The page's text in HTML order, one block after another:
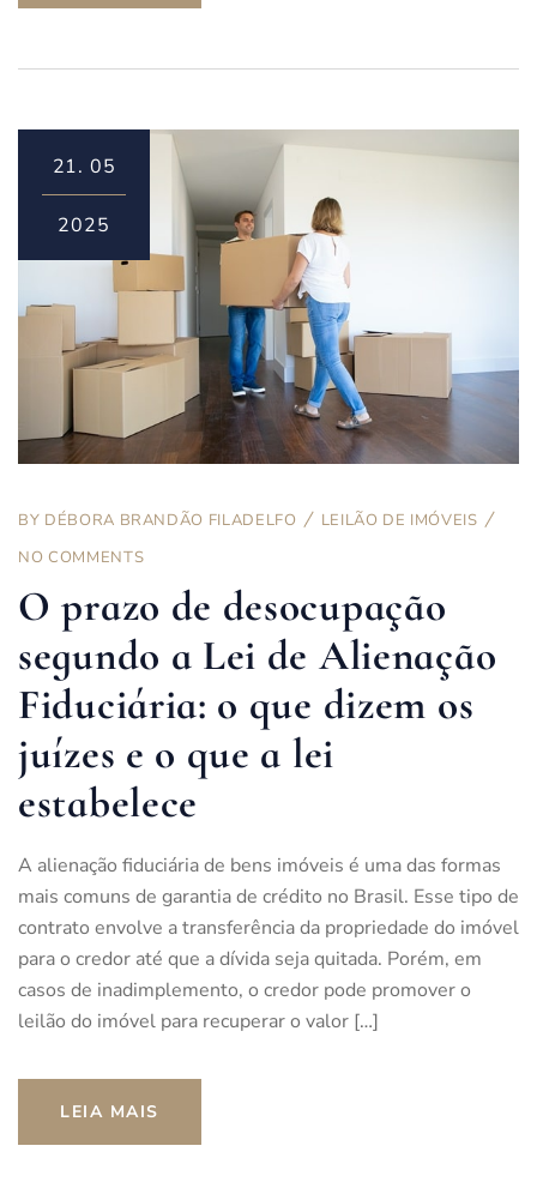
21. 05
2025
BY DÉBORA BRANDÃO FILADELFO
LEILÃO DE IMÓVEIS
NO COMMENTS
O prazo de desocupação
segundo a Lei de Alienação
Fiduciária: o que dizem os
juízes e o que a lei
estabelece
A alienação fiduciária de bens imóveis é uma das formas
mais comuns de garantia de crédito no Brasil. Esse tipo de
contrato envolve a transferência da propriedade do imóvel
para o credor até que a dívida seja quitada. Porém, em
casos de inadimplemento, o credor pode promover o
leilão do imóvel para recuperar o valor […]
LEIA MAIS